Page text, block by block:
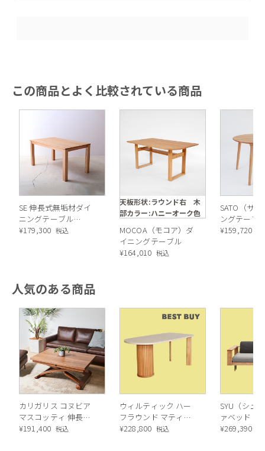
この商品とよく比較されている商品
SE 伸長式無垢材ダイ
ニングテーブル
OAK(オーク) *
¥179,300 税込
天板形状:ラウンド右 木
部カラー:ハニーオーク色
MOCOA（モコア）ダ
イニングテーブル
¥164,010 税込
SATO（サ
ングテーブ
OAK W1100
¥159,720
人気のある商品
カリガリス コヌビア
マスコッティ 伸長・
昇降式テーブル ／
¥191,400 税込
ウィルティック ハー
フラウンド マティエ
ラ塗装 ダイニングテ
¥228,800 税込
SYU（シュ
ァベッド（
ル）190cm
¥269,390